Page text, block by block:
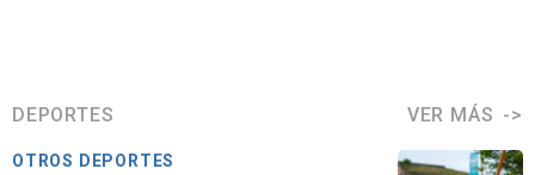
DEPORTES VER MÁS
OTROS DEPORTES